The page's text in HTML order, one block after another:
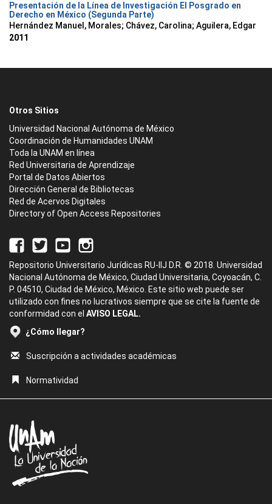
Presentación de la Línea de Investigación El Posgrado en
Derecho en México (Segunda Parte)
Hernández Manuel, Morales; Chávez, Carolina; Aguilera, Edgar
2011
Otros Sitios
Universidad Nacional Autónoma de México
Coordinación de Humanidades UNAM
Toda la UNAM en línea
Red Universitaria de Aprendizaje
Portal de Datos Abiertos
Dirección General de Bibliotecas
Red de Acervos Digitales
Directory of Open Access Repositories
Repositorio Universitario Jurídicas RU-IIJ D.R. © 2018. Universidad
Nacional Autónoma de México, Ciudad Universitaria, Coyoacán, C.
P. 04510, Ciudad de México, México. Este sitio web puede ser
utilizado con fines no lucrativos siempre que se cite la fuente de
conformidad con el AVISO LEGAL.
¿Cómo llegar?
Suscripción a actividades académicas
Normatividad